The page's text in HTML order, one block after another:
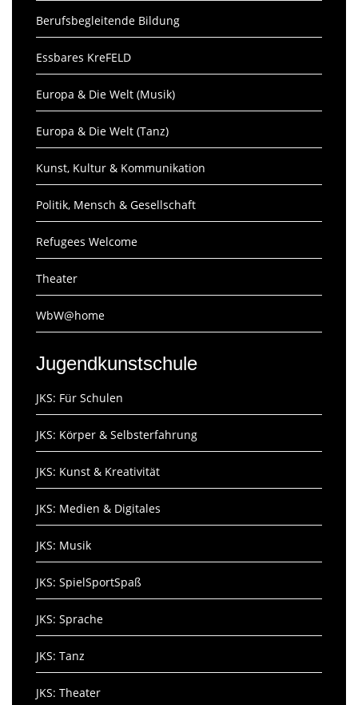
Berufsbegleitende Bildung
Essbares KreFELD
Europa & Die Welt (Musik)
Europa & Die Welt (Tanz)
Kunst, Kultur & Kommunikation
Politik, Mensch & Gesellschaft
Refugees Welcome
Theater
WbW@home
Jugendkunstschule
JKS: Für Schulen
JKS: Körper & Selbsterfahrung
JKS: Kunst & Kreativität
JKS: Medien & Digitales
JKS: Musik
JKS: SpielSportSpaß
JKS: Sprache
JKS: Tanz
JKS: Theater